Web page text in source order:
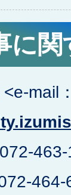
に
mail：
464-